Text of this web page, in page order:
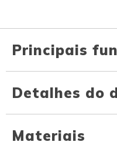
Principais
Detalhes do
Materiais